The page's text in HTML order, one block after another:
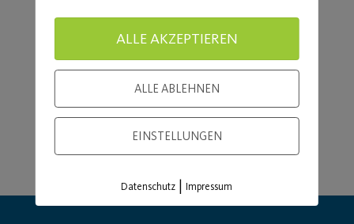
Load More
ALLE AKZEPTIEREN
ALLE ABLEHNEN
EINSTELLUNGEN
Datenschutz |Impressum